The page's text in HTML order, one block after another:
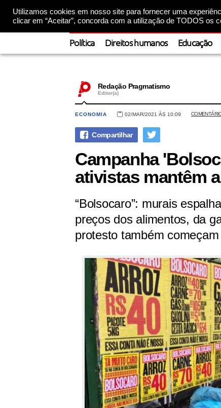
Utilizamos cookies em nosso site para fornecer uma
clicar em “Aceitar”, concorda com a utilização de TODOS os
Política Direitos humanos Educação
Redação Pragmatismo
Editor(a)
ECONOMIA 02/MAR/2021 ÀS 10:09
Campanha
ativistas mantêm
“Bolsocaro”: murais
preços dos alimentos, da
protesto também